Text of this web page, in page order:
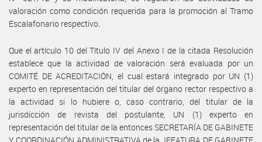
valoración como condición requerida para la promoción al Tramo
Escalafonario respectivo.
Que el artículo 10 del Título IV del Anexo I de la citada Resolución
establece que la actividad de valoración será evaluada por un
COMITÉ DE ACREDITACIÓN, el cual estará integrado por UN (1)
experto en representación del titular del órgano rector respectivo a
la actividad si lo hubiere o, caso contrario, del titular de la
jurisdicción de revista del postulante, UN (1) experto en
representación del titular de la entonces SECRETARÍA DE GABINETE
Y COORDINACIÓN ADMINISTRATIVA de la JEFATURA DE GABINETE